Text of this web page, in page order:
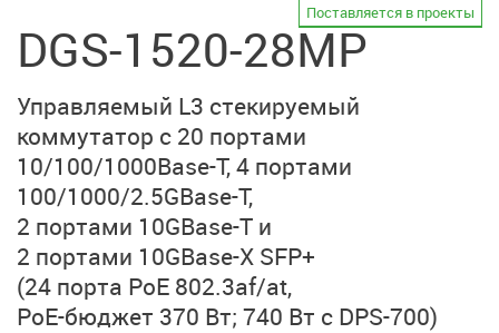
DGS-1520-28MP
Поставляется в проекты
Управляемый L3 стекируемый
коммутатор с 20 портами
10/100/1000Base-T,4 портами
100/1000/2.5GBase-T,
2 портами 10GBase-T и
2 портами 10GBase-X SFP+
(24 порта PoE 802.3af/at,
PoE-бюджет 370 Вт; 740 Вт с DPS-700)